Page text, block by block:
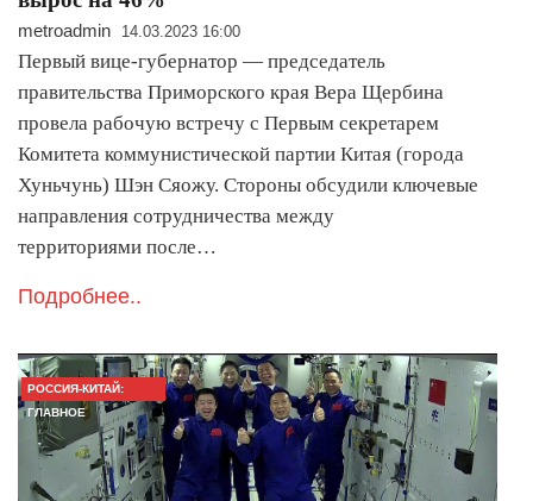
metroadmin 14.03.2023 16:00
Первый вице-губернатор — председатель
правительства Приморского края Вера Щербина
провела рабочую встречу с Первым секретарем
Комитета коммунистической партии Китая (города
Хуньчунь) Шэн Сяожу. Стороны обсудили ключевые
направления сотрудничества между
территориями после…
Подробнее..
РОССИЯ-КИТАЙ:
ГЛАВНОЕ